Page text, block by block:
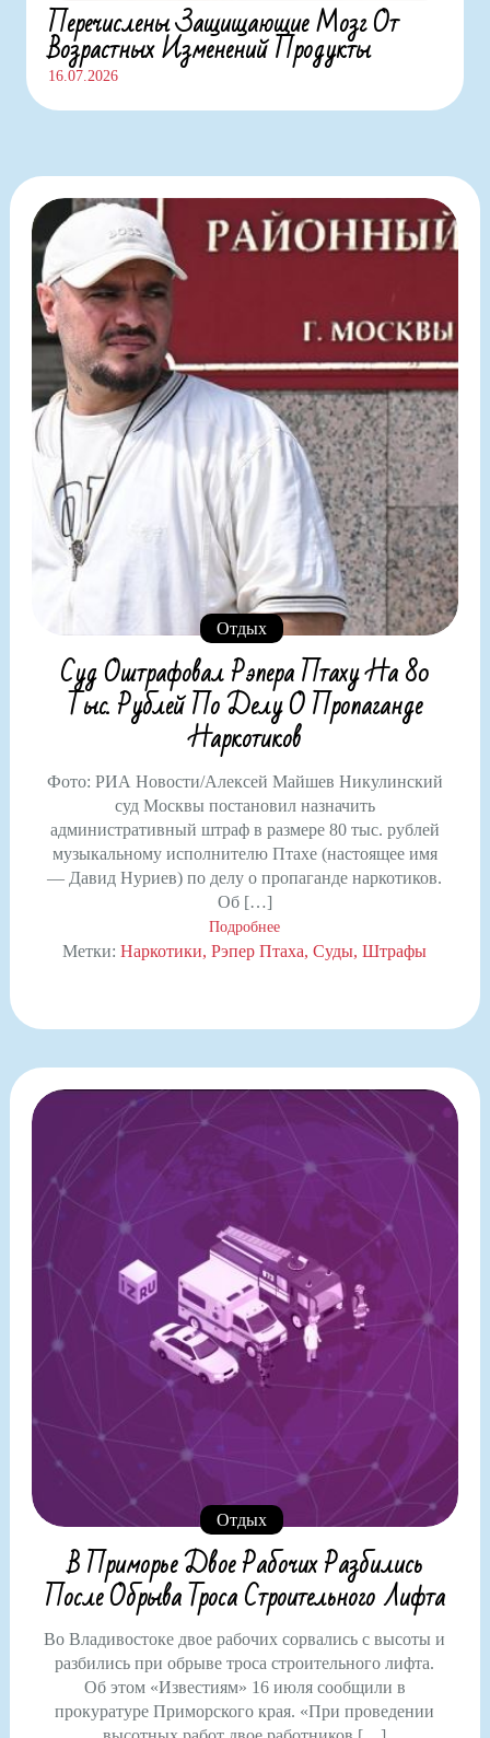
Перечислены Защищающие Мозг От
Возрастных Изменений Продукты
16.07.2026
Отдых
Суд Оштрафовал Рэпера Птаху На 80
Тыс. Рублей По Делу О Пропаганде
Наркотиков
Фото: РИА Новости/Алексей Майшев Никулинский
суд Москвы постановил назначить
административный штраф в размере 80 тыс. рублей
музыкальному исполнителю Птахе (настоящее имя
— Давид Нуриев) по делу о пропаганде наркотиков.
Об […]
Подробнее
Метки:Наркотики Рэпер Птаха Суды Штрафы
Отдых
В Приморье Двое Рабочих Разбились
После Обрыва Троса Строительного Лифта
Во Владивостоке двое рабочих сорвались с высоты и
разбились при обрыве троса строительного лифта.
Об этом «Известиям» 16 июля сообщили в
прокуратуре Приморского края. «При проведении